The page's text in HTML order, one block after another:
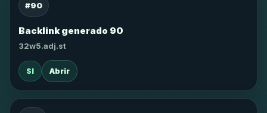
#90
Backlink generado 90
32w5.adj.st
SI Abrir